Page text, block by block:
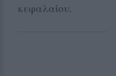
κεφαλαίου.